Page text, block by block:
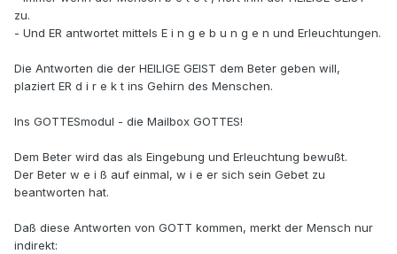
zu.
- Und ER antwortet mittels E i n g e b u n g e n und Erleuchtungen.
Die Antworten die der HEILIGE GEIST dem Beter geben will,
plaziert ER d i r e k t ins Gehirn des Menschen.
Ins GOTTESmodul - die Mailbox GOTTES!
Dem Beter wird das als Eingebung und Erleuchtung bewußt.
Der Beter w e i ß auf einmal, w i e er sich sein Gebet zu
beantworten hat.
Daß diese Antworten von GOTT kommen, merkt der Mensch nur
indirekt: